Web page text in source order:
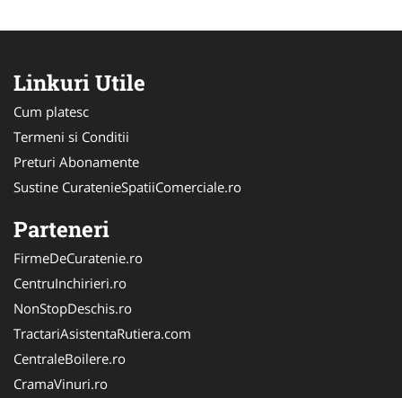
Linkuri Utile
Cum platesc
Termeni si Conditii
Preturi Abonamente
Sustine CuratenieSpatiiComerciale.ro
Parteneri
FirmeDeCuratenie.ro
CentruInchirieri.ro
NonStopDeschis.ro
TractariAsistentaRutiera.com
CentraleBoilere.ro
CramaVinuri.ro